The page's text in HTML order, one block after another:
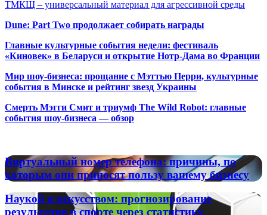
ТМКЩ – универсальный материал для агрессивной среды
Dune: Part Two продолжает собирать награды
Главные культурные события недели: фестиваль
«Киновек» в Беларуси и открытие Нотр-Дама во Франции
Мир шоу-бизнеса: прощание с Мэттью Перри, культурные
события в Минске и рейтинг звезд Украины
Смерть Мэгги Смит и триумф The Wild Robot: главные
события шоу-бизнеса — обзор
Виртуальный
номер
телефона:
причины,
по
Виртуальный номер телефона: причины, по
которым они приносят пользу вашему бизнесу
Наукой
и
Наукой и искусством: прогнозирование
результатов в спорте через статистику,